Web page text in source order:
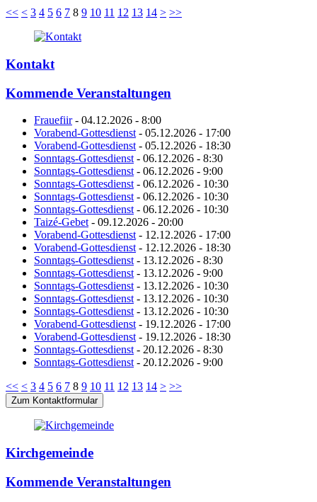
<< < 3 4 5 6 7 8 9 10 11 12 13 14 > >>
Kontakt
Kommende Veranstaltungen
Frauefiir- 04.12.2026 - 8:00
Vorabend-Gottesdienst - 05.12.2026 - 17:00
Vorabend-Gottesdienst - 05.12.2026 - 18:30
Sonntags-Gottesdienst - 06.12.2026 - 8:30
Sonntags-Gottesdienst - 06.12.2026 - 9:00
Sonntags-Gottesdienst - 06.12.2026 - 10:30
Sonntags-Gottesdienst - 06.12.2026 - 10:30
Sonntags-Gottesdienst - 06.12.2026 - 10:30
Taizé-Gebet - 09.12.2026 - 20:00
Vorabend-Gottesdienst - 12.12.2026 - 17:00
Vorabend-Gottesdienst - 12.12.2026 - 18:30
Sonntags-Gottesdienst - 13.12.2026 - 8:30
Sonntags-Gottesdienst - 13.12.2026 - 9:00
Sonntags-Gottesdienst - 13.12.2026 - 10:30
Sonntags-Gottesdienst - 13.12.2026 - 10:30
Sonntags-Gottesdienst - 13.12.2026 - 10:30
Vorabend-Gottesdienst - 19.12.2026 - 17:00
Vorabend-Gottesdienst - 19.12.2026 - 18:30
Sonntags-Gottesdienst - 20.12.2026 - 8:30
Sonntags-Gottesdienst - 20.12.2026 - 9:00
<< < 3 4 5 6 7 8 9 10 11 12 13 14 > >>
Zum Kontaktformular
Kirchgemeinde
Kommende Veranstaltungen